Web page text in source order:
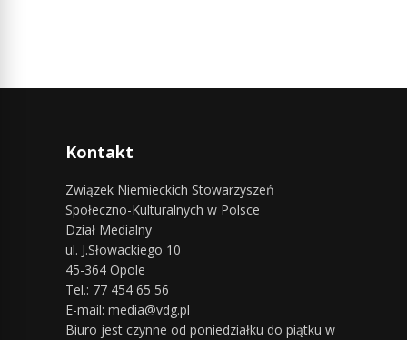
Kontakt
Związek Niemieckich Stowarzyszeń
Społeczno-Kulturalnych w Polsce
Dział Medialny
ul. J.Słowackiego 10
45-364 Opole
Tel.: 77 454 65 56
E-mail: media@vdg.pl
Biuro jest czynne od poniedziałku do piątku w